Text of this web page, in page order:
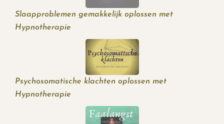
Slaapproblemen gemakkelijk oplossen met
Hypnotherapie
Psychosomatische klachten oplossen met
Hypnotherapie